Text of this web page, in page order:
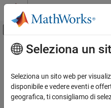
Vai al contenuto
Attiva/disattiva
Pagina iniziale della documentazione
Contenuto principale
Seleziona un
Seleziona un sito web per
disponibile e vedere eventi e
geografica, ti consigliamo di